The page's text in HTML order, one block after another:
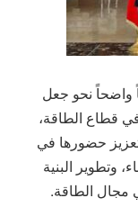
واضحاً نحو جعل
قطاع الطاقة،
حضورها في
وتطوير البنية
مجال الطاقة.